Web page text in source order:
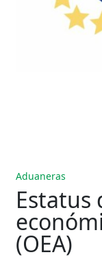
Aduaneras
Estatus
(OEA)